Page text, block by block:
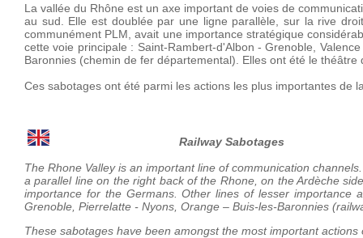
La vallée du Rhône est un axe important de voies de
au sud. Elle est doublée par une ligne parallèle, sur la rive
communément PLM, avait une importance stratégique
cette voie principale : Saint-Rambert-d'Albon - Grenoble,
Baronnies (chemin de fer départemental). Elles ont été le théâtre
Ces sabotages ont été parmi les actions les plus importantes de
Railway Sabotages
The Rhone Valley is an important line of communication
a parallel line on the right back of the Rhone, on the Ardèche
importance for the Germans. Other lines of lesser importance
Grenoble, Pierrelatte - Nyons, Orange – Buis-les-Baronnies
These sabotages have been amongst the most important